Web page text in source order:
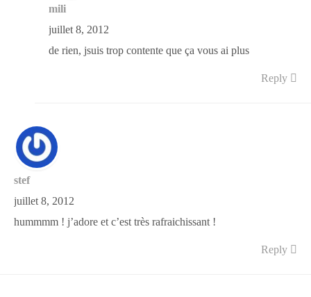
mili
juillet 8, 2012
de rien, jsuis trop contente que ça vous ai plus
Reply
stef
juillet 8, 2012
hummmm ! j’adore et c’est très rafraichissant !
Reply